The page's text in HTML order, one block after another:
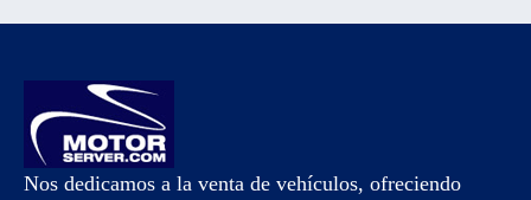
Nos dedicamos a la venta de vehículos, ofreciendo